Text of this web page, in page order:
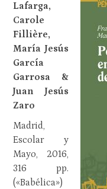
Lafarga,
Carole
Fillière,
María Jesús
García
Garrosa &
Juan Jesús
Zaro
Madrid,
Escolar y
Mayo, 2016,
316 pp.
(«Babélica»)